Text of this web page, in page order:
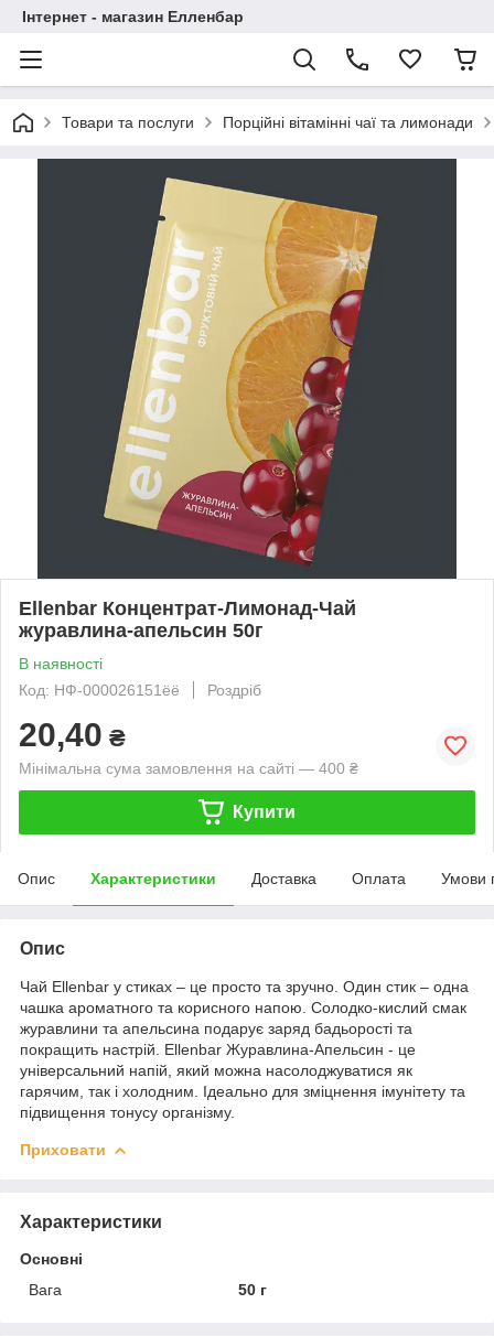
Інтернет - магазин Елленбар
Товари та послуги Порційні вітамінні чаї та лимонади
Ellenbar Концентрат-Лимонад-Чай
журавлина-апельсин 50г
В наявності
Код: НФ-000026151ёё
Роздріб
20,40 ₴
Мінімальна сума замовлення на сайті — 400 ₴
Купити
Опис Характеристики Доставка Оплата Умови
Опис
Чай Ellenbar у стиках – це просто та зручно. Один стик – одна
чашка ароматного та корисного напою. Солодко-кислий смак
журавлини та апельсина подарує заряд бадьорості та
покращить настрій. Ellenbar Журавлина-Апельсин - це
універсальний напій, який можна насолоджуватися як
гарячим, так і холодним. Ідеально для зміцнення імунітету та
підвищення тонусу організму.
Приховати
Характеристики
Основні
Вага
50 г